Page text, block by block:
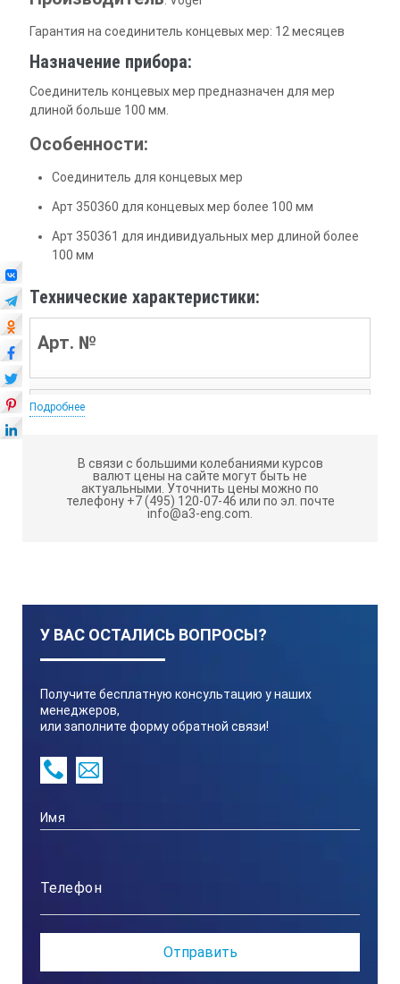
Гарантия на соединитель концевых мер: 12 месяцев
Назначение прибора:
Соединитель концевых мер предназначен для мер
длиной больше 100 мм.
Особенности:
Соединитель для концевых мер
Арт 350360 для концевых мер более 100 мм
Арт 350361 для индивидуальных мер длиной более
100 мм
Технические характеристики:
Арт. №
Размеры мм
Вес кг
*Технические характеристики и комплект поставки
Подробнее
В связи с большими колебаниями курсов
валют цены на сайте могут быть не
актуальными. Уточнить цены можно по
телефону +7 (495) 120-07-46 или по эл. почте
info@a3-eng.com.
У ВАС ОСТАЛИСЬ ВОПРОСЫ?
Получите бесплатную консультацию у наших
менеджеров,
или заполните форму обратной связи!